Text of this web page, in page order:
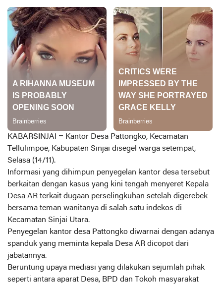
KABARSINJAI – Kantor Desa Pattongko, Kecamatan
Tellulimpoe, Kabupaten Sinjai disegel warga setempat,
Selasa (14/11).
Informasi yang dihimpun penyegelan kantor desa tersebut
berkaitan dengan kasus yang kini tengah menyeret Kepala
Desa AR terkait dugaan perselingkuhan setelah digerebek
bersama teman wanitanya di salah satu indekos di
Kecamatan Sinjai Utara.
Penyegelan kantor desa Pattongko diwarnai dengan adanya
spanduk yang meminta kepala Desa AR dicopot dari
jabatannya.
Beruntung upaya mediasi yang dilakukan sejumlah pihak
seperti antara aparat Desa, BPD dan Tokoh masyarakat